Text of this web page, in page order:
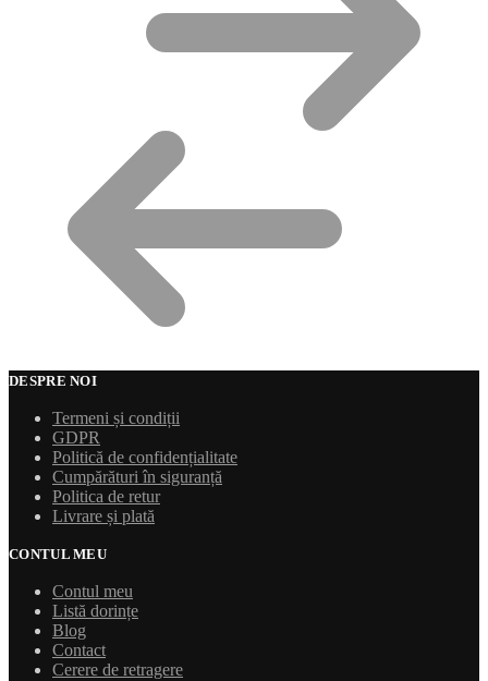
DESPRE NOI
Termeni și condiții
GDPR
Politică de confidențialitate
Cumpărături în siguranță
Politica de retur
Livrare și plată
CONTUL MEU
Contul meu
Listă dorințe
Blog
Contact
Cerere de retragere